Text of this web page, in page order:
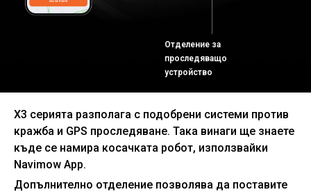
X3 серията разполага с подобрени системи против
кражба и GPS проследяване. Така винаги ще знаете
къде се намира косачката робот, използвайки
Navimow App.
Допълнително отделение позволява да поставите
Отделение за
проследяващо
устройство